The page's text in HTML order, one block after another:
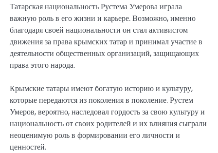
Татарская национальность Рустема Умерова играла
важную роль в его жизни и карьере. Возможно, именно
благодаря своей национальности он стал активистом
движения за права крымских татар и принимал участие в
деятельности общественных организаций, защищающих
права этого народа.
Крымские татары имеют богатую историю и культуру,
которые передаются из поколения в поколение. Рустем
Умеров, вероятно, наследовал гордость за свою культуру и
национальность от своих родителей и их влияния сыграли
неоценимую роль в формировании его личности и
ценностей.